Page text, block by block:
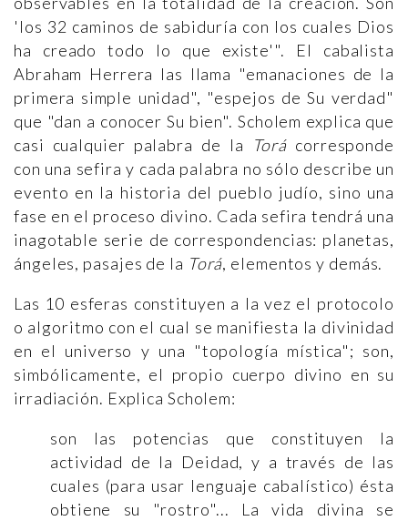
'los 32 caminos de sabiduría con los cuales Dios
ha creado todo lo que existe'". El cabalista
Abraham Herrera las llama "emanaciones de la
primera simple unidad", "espejos de Su verdad"
que "dan a conocer Su bien". Scholem explica que
casi cualquier palabra de la
Torá corresponde
con una sefira y cada palabra no sólo describe un
evento en la historia del pueblo judío, sino una
fase en el proceso divino. Cada sefira tendrá una
inagotable serie de correspondencias: planetas,
ángeles, pasajes de la Torá, elementos y demás.
Las 10 esferas constituyen a la vez el protocolo
o algoritmo con el cual se manifiesta la divinidad
en el universo y una "topología mística"; son,
simbólicamente, el propio cuerpo divino en su
irradiación. Explica Scholem:
son las potencias que constituyen la
actividad de la Deidad, y a través de las
cuales (para usar lenguaje cabalístico) ésta
obtiene su "rostro"... La vida divina se